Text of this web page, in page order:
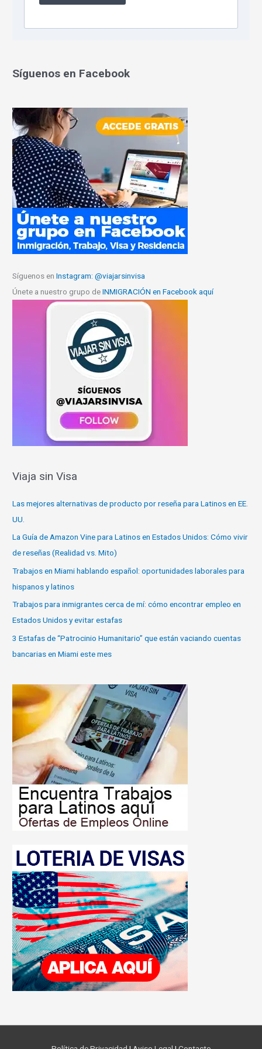
Síguenos en Facebook
Síguenos enInstagram: @viajarsinvisa
Únete a nuestro grupo deINMIGRACIÓN en Facebook aquí
Viaja sin Visa
Las mejores alternativas de producto por reseña para Latinos en EE.
UU.
La Guía de Amazon Vine para Latinos en Estados Unidos: Cómo vivir
de reseñas (Realidad vs. Mito)
Trabajos en Miami hablando español: oportunidades laborales para
hispanos y latinos
Trabajos para inmigrantes cerca de mí: cómo encontrar empleo en
Estados Unidos y evitar estafas
3 Estafas de “Patrocinio Humanitario” que están vaciando cuentas
bancarias en Miami este mes